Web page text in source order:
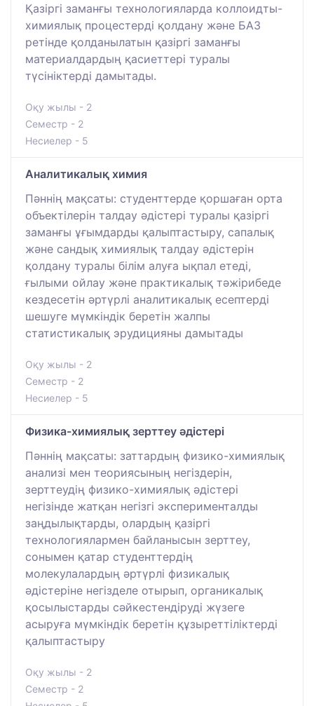
Қазіргі заманғы технологияларда коллоидты-
химиялық процестерді қолдану және БАЗ
ретінде қолданылатын қазіргі заманғы
материалдардың қасиеттері туралы
түсініктерді дамытады.
Оқу жылы - 2
Семестр - 2
Несиелер - 5
Аналитикалық химия
Пәннің мақсаты: студенттерде қоршаған орта
объектілерін талдау әдістері туралы қазіргі
заманғы ұғымдарды қалыптастыру, сапалық
және сандық химиялық талдау әдістерін
қолдану туралы білім алуға ықпал етеді,
ғылыми ойлау және практикалық тәжірибеде
кездесетін әртүрлі аналитикалық есептерді
шешуге мүмкіндік беретін жалпы
статистикалық эрудицияны дамытады
Оқу жылы - 2
Семестр - 2
Несиелер - 5
Физика-химиялық зерттеу әдістері
Пәннің мақсаты: заттардың физико-химиялық
анализі мен теориясының негіздерін,
зерттеудің физико-химиялық әдістері
негізінде жатқан негізгі эксперименталды
заңдылықтарды, олардың қазіргі
технологиялармен байланысын зерттеу,
сонымен қатар студенттердің
молекулалардың әртүрлі физикалық
әдістеріне негізделе отырып, органикалық
қосылыстарды сәйкестендіруді жүзеге
асыруға мүмкіндік беретін құзыреттіліктерді
қалыптастыру
Оқу жылы - 2
Семестр - 2